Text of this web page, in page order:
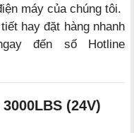
máy của chúng tôi.
hay đặt hàng nhanh
đến số Hotline
(24V)